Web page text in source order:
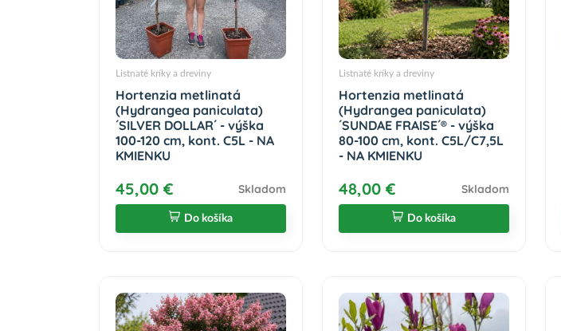
Listnaté kríky a dreviny
Hortenzia metlinatá
(Hydrangea paniculata)
´SILVER DOLLAR´ - výška
100-120 cm, kont. C5L - NA
KMIENKU
45,00 € Skladom
Do košíka
Listnaté kríky a dreviny
Hortenzia metlinatá
(Hydrangea paniculata)
´SUNDAE FRAISE´® - výška
80-100 cm, kont. C5L/C7,5L
- NA KMIENKU
48,00 € Skladom
Do košíka